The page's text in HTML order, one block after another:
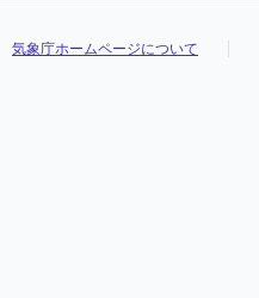
気象庁ホームページについて